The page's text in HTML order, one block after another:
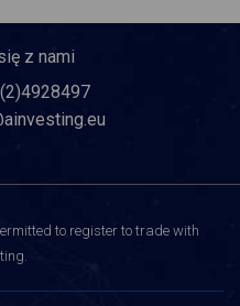
z nami
to register to trade with